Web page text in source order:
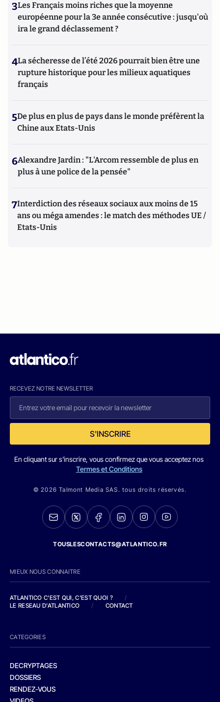
3Les Français moins riches que la moyenne
européenne pour la 3e année consécutive : jusqu'où
ira le grand déclassement ?
4La sécheresse de l’été 2026 pourrait bien être une
rupture historique pour les milieux aquatiques
français
5De plus en plus de pays dans le monde préfèrent la
Chine aux Etats-Unis
6Alexandre Jardin : "L'Arcom ressemble de plus en
plus à une police de la pensée"
7Interdiction des réseaux sociaux aux moins de 15
ans ou méga amendes : le match des méthodes UE /
Etats-Unis
RECEVEZ NOTRE NEWSLETTER
S'INSCRIRE
En cliquant sur s'inscrire, vous confirmez que vous acceptez nos
Termes et Conditions
© 2026 Talmont Media SAS. tous droits réservés.
TOUSLESCONTACTS@ATLANTICO.FR
MIEUX NOUS CONNAITRE
ATLANTICO C'EST QUI, C'EST QUOI ?
/
LE RESEAU D'ATLANTICO
/ CONTACT
CATEGORIES
DECRYPTAGES
DOSSIERS
RENDEZ-VOUS